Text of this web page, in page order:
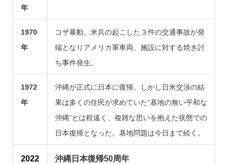
年
1970
年
コザ暴動。米兵の起こした３件の交通事故が発
端となりアメリカ軍車両、施設に対する焼き討
ち事件発生。
1972
年
沖縄が正式に日本に復帰。しかし日米交渉の結
果は多くの住民が求めていた“基地の無い平和な
沖縄”とは程遠く、複雑な思いを抱えた状態での
日本復帰となった。基地問題は今日まで続く。
2022 沖縄日本復帰50周年